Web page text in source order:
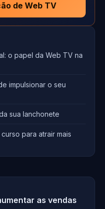
de Web TV
o papel da Web TV na
impulsionar o seu
sua lanchonete
para atrair mais
as vendas